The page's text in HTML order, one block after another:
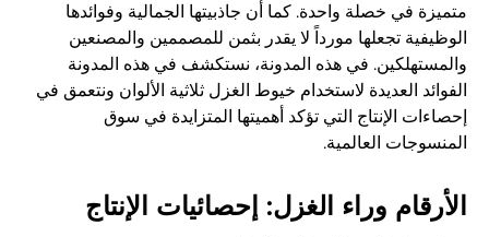
متميزة في خصلة واحدة. كما أن جاذبيتها الجمالية وفوائدها
الوظيفية تجعلها مورداً لا يقدر بثمن للمصممين والمصنعين
والمستهلكين. في هذه المدونة، نستكشف في هذه المدونة
الفوائد العديدة لاستخدام خيوط الغزل ثلاثية الألوان ونتعمق في
إحصاءات الإنتاج التي تؤكد أهميتها المتزايدة في سوق
المنسوجات العالمية.
الأرقام وراء الغزل: إحصائيات الإنتاج